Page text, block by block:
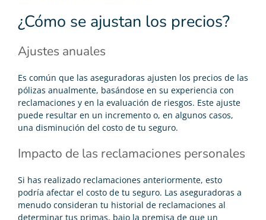
¿Cómo se ajustan los precios?
Ajustes anuales
Es común que las aseguradoras ajusten los precios de las
pólizas anualmente, basándose en su experiencia con
reclamaciones y en la evaluación de riesgos. Este ajuste
puede resultar en un incremento o, en algunos casos,
una disminución del costo de tu seguro.
Impacto de las reclamaciones personales
Si has realizado reclamaciones anteriormente, esto
podría afectar el costo de tu seguro. Las aseguradoras a
menudo consideran tu historial de reclamaciones al
determinar tus primas, bajo la premisa de que un